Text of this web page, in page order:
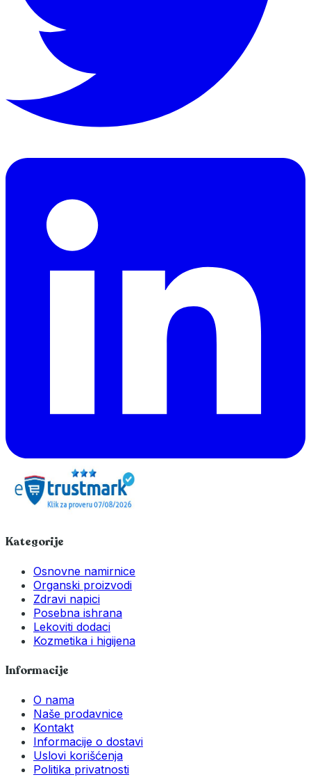
Kategorije
Osnovne namirnice
Organski proizvodi
Zdravi napici
Posebna ishrana
Lekoviti dodaci
Kozmetika i higijena
Informacije
O nama
Naše prodavnice
Kontakt
Informacije o dostavi
Uslovi korišćenja
Politika privatnosti